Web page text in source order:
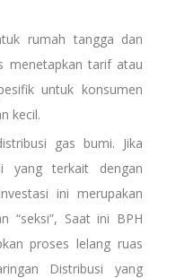
rumah tangga dan
menetapkan tarif atau
untuk konsumen
kecil.
gas bumi. Jika
yang terkait dengan
ini merupakan
“seksi”, Saat ini BPH
proses lelang ruas
Distribusi yang